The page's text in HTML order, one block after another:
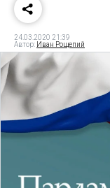
24.03.2020 21:39
Автор: Иван Рощепий